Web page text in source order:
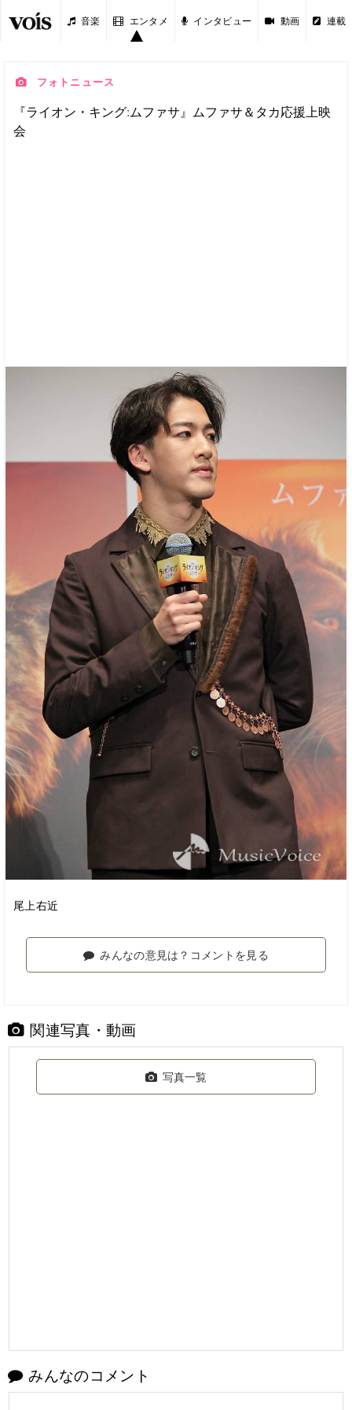
音楽 エンタメ インタビュー 動画 連載
フォトニュース
『ライオン・キング:ムファサ』ムファサ＆タカ応援上映
会
尾上右近
みんなの意見は？コメントを見る
関連写真・動画
写真一覧
みんなのコメント